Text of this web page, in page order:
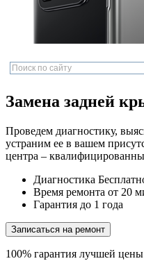
Замена задней
Проведем диагностику,
устраним ее в вашем
центра –
Диагностика
Время ремонта от 20
Гарантия до 1 года
Записаться на ремонт
100% гарантия лучшей цены